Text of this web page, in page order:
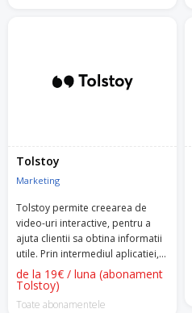
Tolstoy
Marketing
Tolstoy permite creearea de
video-uri interactive, pentru a
ajuta clientii sa obtina informatii
utile. Prin intermediul aplicatiei,
video-urile create de tine, pe
diverse teme, vor afisa mai multe
optiuni din care clientul va putea
de la 19€ / luna (abonament
Tolstoy)
Toate abonamentele